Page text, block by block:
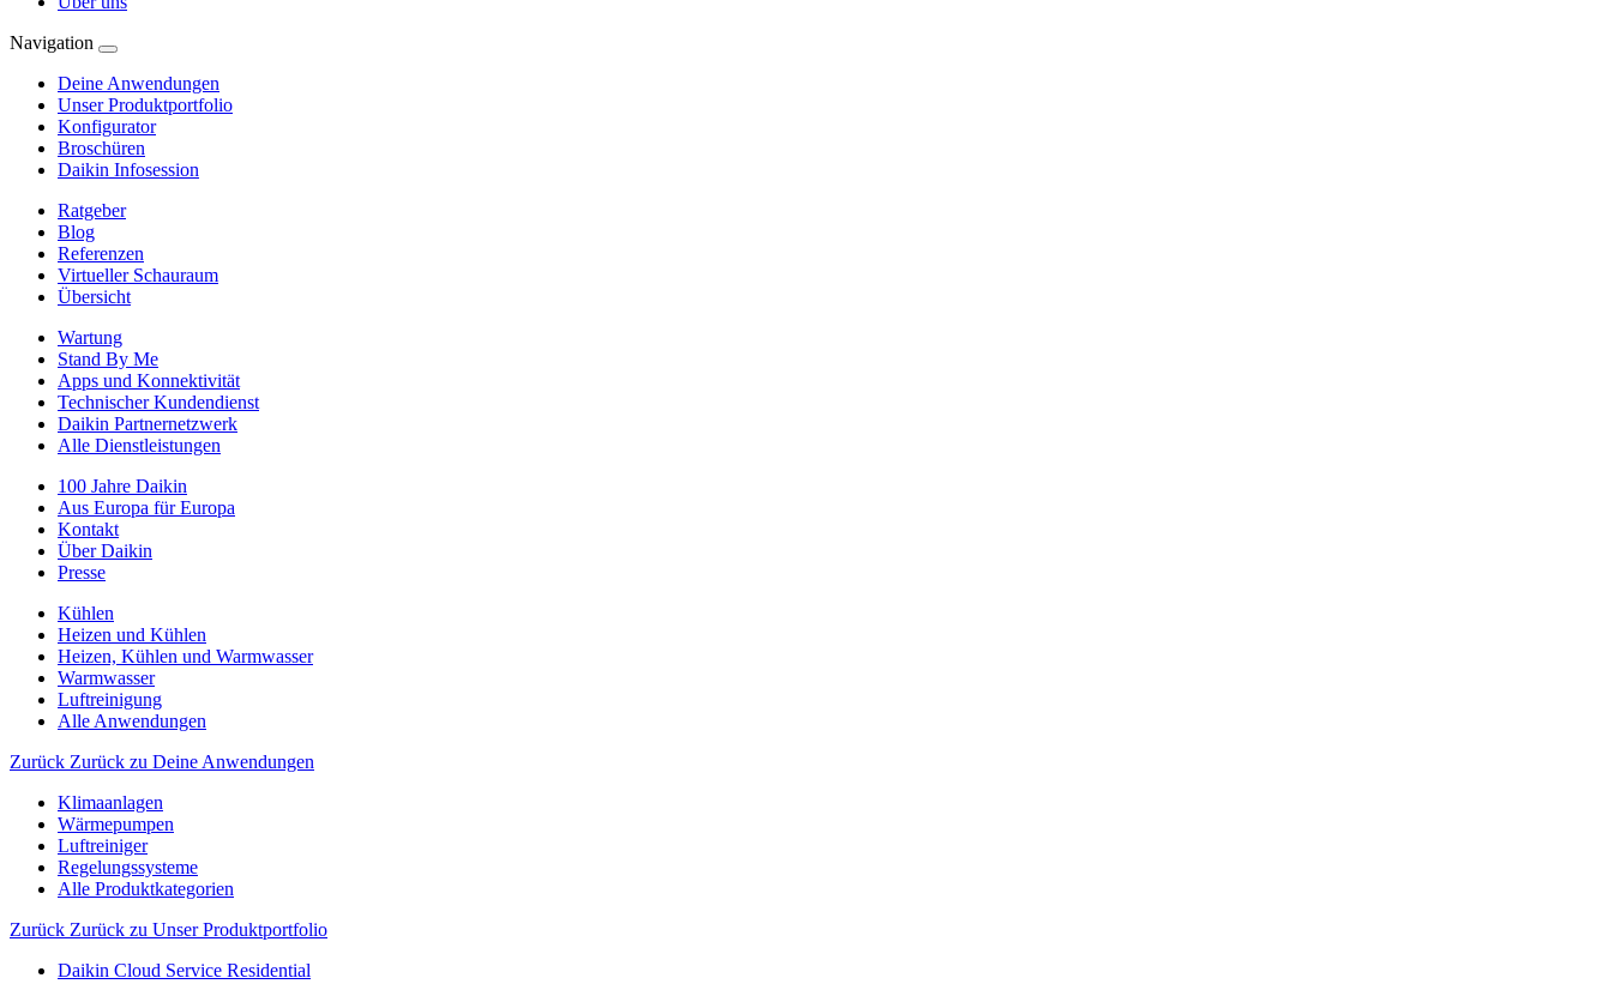
Navigation
Deine Anwendungen
Unser Produktportfolio
Konfigurator
Broschüren
Daikin Infosession
Ratgeber
Blog
Referenzen
Virtueller Schauraum
Übersicht
Wartung
Stand By Me
Apps und Konnektivität
Technischer Kundendienst
Daikin Partnernetzwerk
Alle Dienstleistungen
100 Jahre Daikin
Aus Europa für Europa
Kontakt
Über Daikin
Presse
Kühlen
Heizen und Kühlen
Heizen, Kühlen und Warmwasser
Warmwasser
Luftreinigung
Alle Anwendungen
Zurück Zurück zu Deine Anwendungen
Klimaanlagen
Wärmepumpen
Luftreiniger
Regelungssysteme
Alle Produktkategorien
Zurück Zurück zu Unser Produktportfolio
Daikin Cloud Service Residential